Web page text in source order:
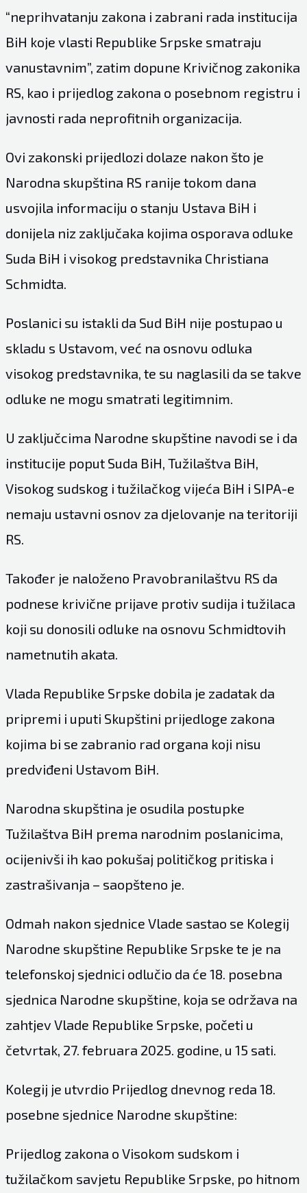
“neprihvatanju zakona i zabrani rada institucija
BiH koje vlasti Republike Srpske smatraju
vanustavnim”, zatim dopune Krivičnog zakonika
RS, kao i prijedlog zakona o posebnom registru i
javnosti rada neprofitnih organizacija.
Ovi zakonski prijedlozi dolaze nakon što je
Narodna skupština RS ranije tokom dana
usvojila informaciju o stanju Ustava BiH i
donijela niz zaključaka kojima osporava odluke
Suda BiH i visokog predstavnika Christiana
Schmidta.
Poslanici su istakli da Sud BiH nije postupao u
skladu s Ustavom, već na osnovu odluka
visokog predstavnika, te su naglasili da se takve
odluke ne mogu smatrati legitimnim.
U zaključcima Narodne skupštine navodi se i da
institucije poput Suda BiH, Tužilaštva BiH,
Visokog sudskog i tužilačkog vijeća BiH i SIPA-e
nemaju ustavni osnov za djelovanje na teritoriji
RS.
Također je naloženo Pravobranilaštvu RS da
podnese krivične prijave protiv sudija i tužilaca
koji su donosili odluke na osnovu Schmidtovih
nametnutih akata.
Vlada Republike Srpske dobila je zadatak da
pripremi i uputi Skupštini prijedloge zakona
kojima bi se zabranio rad organa koji nisu
predviđeni Ustavom BiH.
Narodna skupština je osudila postupke
Tužilaštva BiH prema narodnim poslanicima,
ocijenivši ih kao pokušaj političkog pritiska i
zastrašivanja – saopšteno je.
Odmah nakon sjednice Vlade sastao se Kolegij
Narodne skupštine Republike Srpske te je na
telefonskoj sjednici odlučio da će 18. posebna
sjednica Narodne skupštine, koja se održava na
zahtjev Vlade Republike Srpske, početi u
četvrtak, 27. februara 2025. godine, u 15 sati.
Kolegij je utvrdio Prijedlog dnevnog reda 18.
posebne sjednice Narodne skupštine:
Prijedlog zakona o Visokom sudskom i
tužilačkom savjetu Republike Srpske, po hitnom